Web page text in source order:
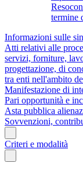
termine
Informazioni sulle
Atti relativi alle
servizi, forniture,
progettazione, di
tra enti nell'ambito
Manifestazione di
Pari opportunità e
Asta pubblica
Sovvenzioni,
Criteri e modalità